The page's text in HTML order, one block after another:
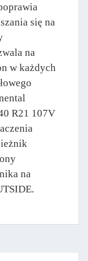
się na
na
w każdych
R21 107V
na